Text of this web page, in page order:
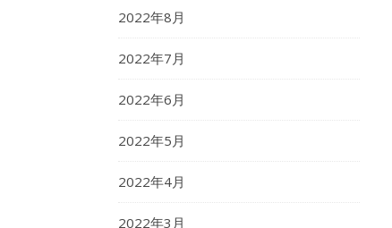
2022年8月
2022年7月
2022年6月
2022年5月
2022年4月
2022年3月